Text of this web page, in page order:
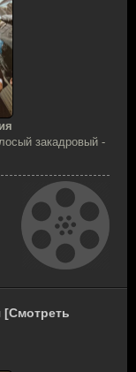
закадровый -
[Смотреть